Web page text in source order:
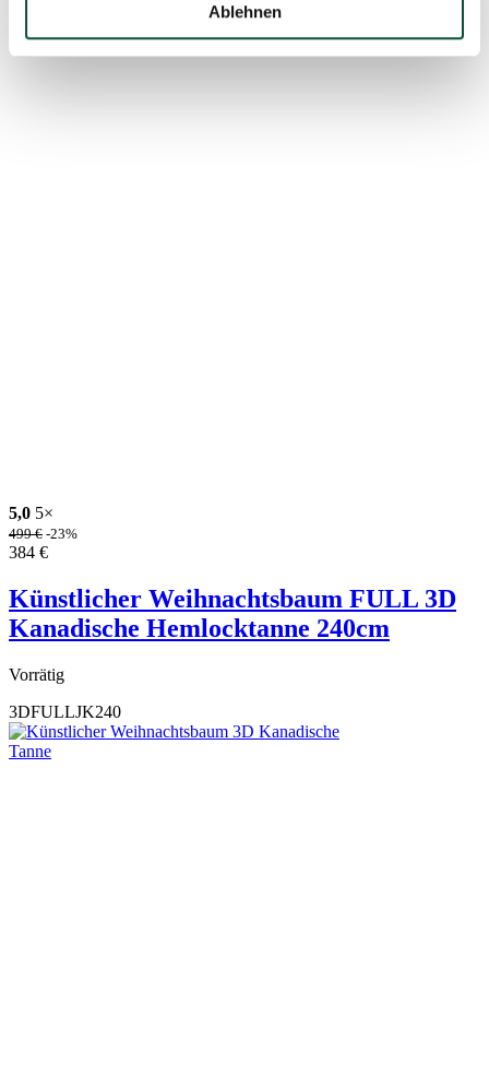
Ablehnen
5,0 5×
499€ -23%
384 €
Künstlicher Weihnachtsbaum FULL 3D
Kanadische Hemlocktanne 240cm
Vorrätig
3DFULLJK240